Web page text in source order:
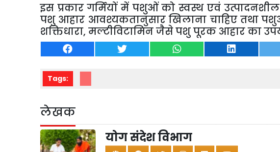
इस प्रकार गर्मियों में पशुओं को स्वस्थ एवं
पशु आहार आवश्यकतानुसार खिलाना चाहिए तथा
शक्तिधारा, मल्टीविटामिन जैसे पशु पूरक आहार का
Tags:
लेखक
योग संदेश विभाग